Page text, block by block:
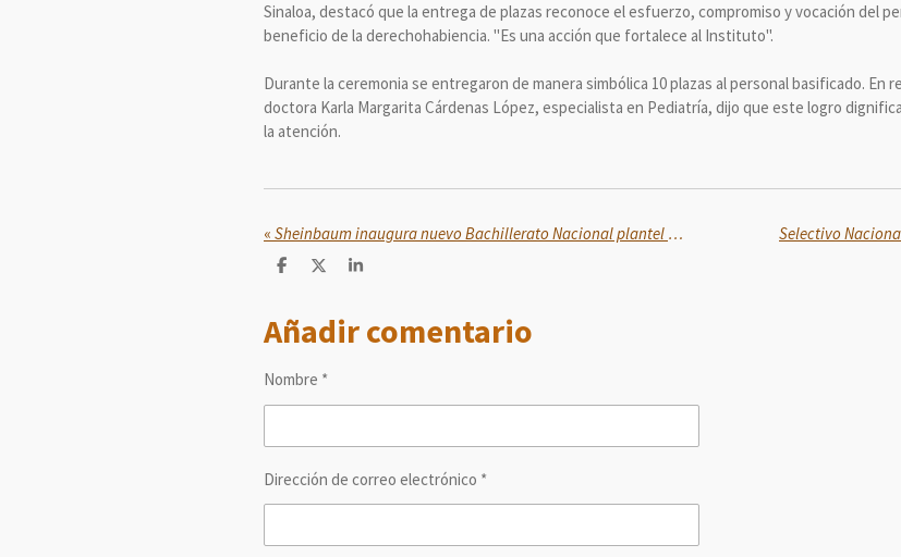
Sinaloa, destacó que la entrega de plazas reconoce el esfuerzo, compromiso y vocación del
beneficio de la derechohabiencia. "Es una acción que fortalece al Instituto".
Durante la ceremonia se entregaron de manera simbólica 10 plazas al personal basificado. En
doctora Karla Margarita Cárdenas López, especialista en Pediatría, dijo que este logro
la atención.
« Sheinbaum inaugura nuevo Bachillerato Nacional plantel El Salto en Jalisco
C
p
a
i
r
C
a
r
C
a
r
Añadir comentario
Nombre *
Dirección de correo electrónico *